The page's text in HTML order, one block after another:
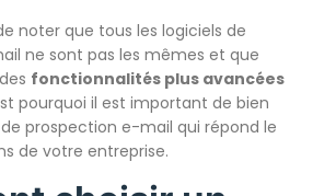
noter que tous les logiciels de
ne sont pas les mêmes et que
fonctionnalités plus avancées
pourquoi il est important de bien
prospection e-mail qui répond le
de votre entreprise.